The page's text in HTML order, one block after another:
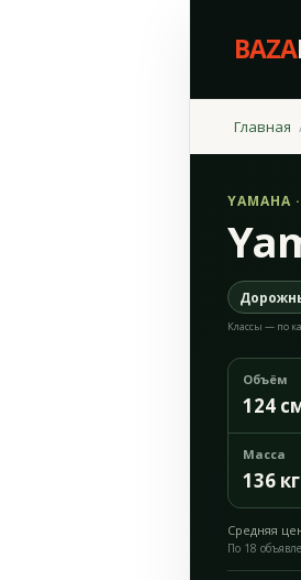
BAZA
Главная
Классы — по
Объём
124
Масса
136 кг
Средняя
По 18